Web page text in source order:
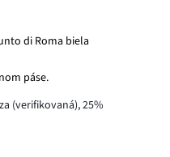
di Roma biela
páse.
(verifikovaná), 25%